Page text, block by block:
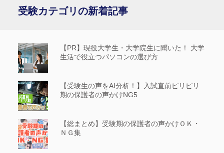
受験カテゴリの新着記事
【PR】現役大学生・大学院生に聞いた！ 大学
生活で役立つパソコンの選び方
【受験生の声をAI分析！】入試直前ピリピリ
期の保護者の声かけNG5
【総まとめ】受験期の保護者の声かけＯＫ・
ＮＧ集